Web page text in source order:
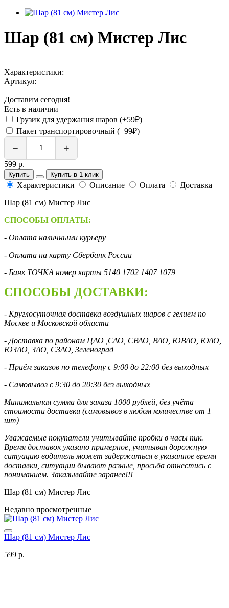
Шар (81 см) Мистер Лис
Характеристики:
Артикул:
Доставим сегодня!
Есть в наличии
Грузик для удержания шаров (+59₽)
Пакет транспортировочный (+99₽)
− +
599 р.
Купить Купить в 1 клик
Характеристики Описание Оплата
Доставка
Шар (81 см) Мистер Лис
СПОСОБЫ ОПЛАТЫ:
- Оплата наличными курьеру
- Оплата на карту Сбербанк России
- Банк ТОЧКА номер карты 5140 1702 1407 1079
СПОСОБЫ ДОСТАВКИ:
- Круглосуточная доставка воздушных шаров с гелием по
Москве и Московской области
- Доставка по районам ЦАО ,САО, СВАО, ВАО, ЮВАО, ЮАО,
ЮЗАО, ЗАО, СЗАО, Зеленоград
- Приём заказов по телефону с 9:00 до 22:00 без выходных
- Самовывоз с 9:30 до 20:30 без выходных
Минимальная сумма для заказа 1000 рублей, без учёта
стоимости доставки (самовывоз в любом количестве от 1
шт)
Уважаемые покупатели учитывайте пробки в часы пик.
Время доставок указано примерное, учитывая дорожную
ситуацию водитель может задержаться в указанное время
доставки, ситуации бывают разные, просьба отнестись с
пониманием. Заказывайте заранее!!!
Шар (81 см) Мистер Лис
Недавно просмотренные
Шар (81 см) Мистер Лис
599 р.